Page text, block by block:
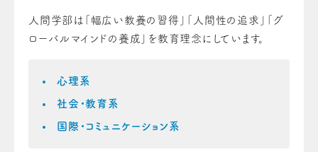
人間学部は「幅広い教養の習得」「人間性の追求」「グ
ローバルマインドの養成」を教育理念にしています。
心理系
社会・教育系
国際・コミュニケーション系